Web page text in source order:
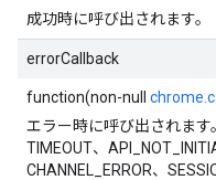
成功時に呼び出されます。
errorCallback
function(non-null
エラー時に呼び出されます
TIMEOUT、
CHANNEL_ERROR、